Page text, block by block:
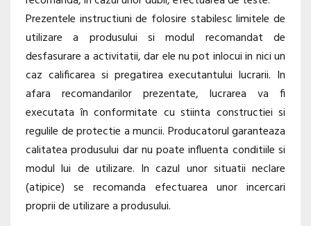
Prezentele instructiuni de folosire stabilesc limitele de
utilizare a produsului si modul recomandat de
desfasurare a activitatii, dar ele nu pot inlocui in nici un
caz calificarea si pregatirea executantului lucrarii. In
afara recomandarilor prezentate, lucrarea va fi
executata în conformitate cu stiinta constructiei si
regulile de protectie a muncii. Producatorul garanteaza
calitatea produsului dar nu poate influenta conditiile si
modul lui de utilizare. In cazul unor situatii neclare
(atipice) se recomanda efectuarea unor incercari
proprii de utilizare a produsului.